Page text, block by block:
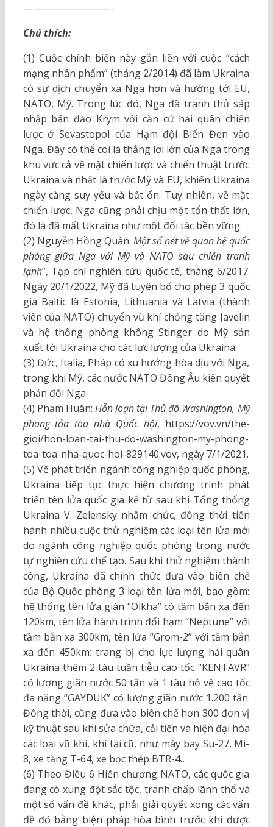
—————————-
Chú thích:
(1) Cuộc chính biến này gắn liền với cuộc “cách
mạng nhân phẩm” (tháng 2/2014) đã làm Ukraina
có sự dịch chuyển xa Nga hơn và hướng tới EU,
NATO, Mỹ. Trong lúc đó, Nga đã tranh thủ sáp
nhập bán đảo Krym với căn cứ hải quân chiến
lược ở Sevastopol của Hạm đội Biển Đen vào
Nga. Đây có thể coi là thắng lợi lớn của Nga trong
khu vực cả về mặt chiến lược và chiến thuật trước
Ukraina và nhất là trước Mỹ và EU, khiến Ukraina
ngày càng suy yếu và bất ổn. Tuy nhiên, về mặt
chiến lược, Nga cũng phải chịu một tổn thất lớn,
đó là đã mất Ukraina như một đối tác bền vững.
(2) Nguyễn Hồng Quân: Một số nét về quan hệ quốc
phòng giữa Nga với Mỹ và NATO sau chiến tranh
lạnh”, Tạp chí nghiên cứu quốc tế, tháng 6/2017.
Ngày 20/1/2022, Mỹ đã tuyên bố cho phép 3 quốc
gia Baltic là Estonia, Lithuania và Latvia (thành
viên của NATO) chuyển vũ khí chống tăng Javelin
và hệ thống phòng không Stinger do Mỹ sản
xuất tới Ukraina cho các lực lượng của Ukraina.
(3) Đức, Italia, Pháp có xu hướng hòa dịu với Nga,
trong khi Mỹ, các nước NATO Đông Âu kiên quyết
phản đối Nga.
(4) Phạm Huân: Hỗn loạn tại Thủ đô Washington, Mỹ
phong tỏa tòa nhà Quốc hội, https://vov.vn/the-
gioi/hon-loan-tai-thu-do-washington-my-phong-
toa-toa-nha-quoc-hoi-829140.vov, ngày 7/1/2021.
(5) Về phát triển ngành công nghiệp quốc phòng,
Ukraina tiếp tục thực hiện chương trình phát
triển tên lửa quốc gia kể từ sau khi Tổng thống
Ukraina V. Zelensky nhậm chức, đồng thời tiến
hành nhiều cuộc thử nghiệm các loại tên lửa mới
do ngành công nghiệp quốc phòng trong nước
tự nghiên cứu chế tạo. Sau khi thử nghiệm thành
công, Ukraina đã chính thức đưa vào biên chế
của Bộ Quốc phòng 3 loại tên lửa mới, bao gồm:
hệ thống tên lửa giàn “Olkha” có tầm bắn xa đến
120km, tên lửa hành trình đối hạm “Neptune” với
tầm bắn xa 300km, tên lửa “Grom-2” với tầm bắn
xa đến 450km; trang bị cho lực lượng hải quân
Ukraina thêm 2 tàu tuần tiễu cao tốc “KENTAVR”
có lượng giãn nước 50 tấn và 1 tàu hộ vệ cao tốc
đa năng “GAYDUK” có lượng giãn nước 1.200 tấn.
Đồng thời, cũng đưa vào biên chế hơn 300 đơn vị
kỹ thuật sau khi sửa chữa, cải tiến và hiện đại hóa
các loại vũ khí, khí tài cũ, như máy bay Su-27, Mi-
8, xe tăng T-64, xe bọc thép BTR-4…
(6) Theo Điều 6 Hiến chương NATO, các quốc gia
đang có xung đột sắc tộc, tranh chấp lãnh thổ và
một số vấn đề khác, phải giải quyết xong các vấn
đề đó bằng biện pháp hòa bình trước khi được